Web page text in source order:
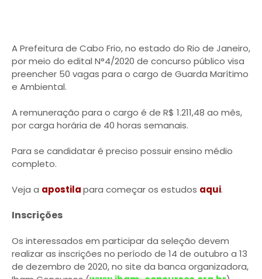
A Prefeitura de Cabo Frio, no estado do Rio de Janeiro,
por meio do edital N°4/2020 de concurso público visa
preencher 50 vagas para o cargo de Guarda Marítimo
e Ambiental.
A remuneração para o cargo é de R$ 1.211,48 ao mês,
por carga horária de 40 horas semanais.
Para se candidatar é preciso possuir ensino médio
completo.
Veja a apostilapara começar os estudos aqui.
Inscrições
Os interessados em participar da seleção devem
realizar as inscrições no período de 14 de outubro a 13
de dezembro de 2020, no site da banca organizadora,